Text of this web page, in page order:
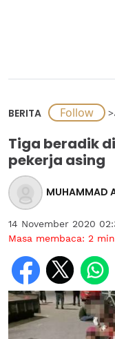
BERITA >
Tiga beradik
pekerja asing
MUHAMMAD
14 November 2020
Masa membaca: 2